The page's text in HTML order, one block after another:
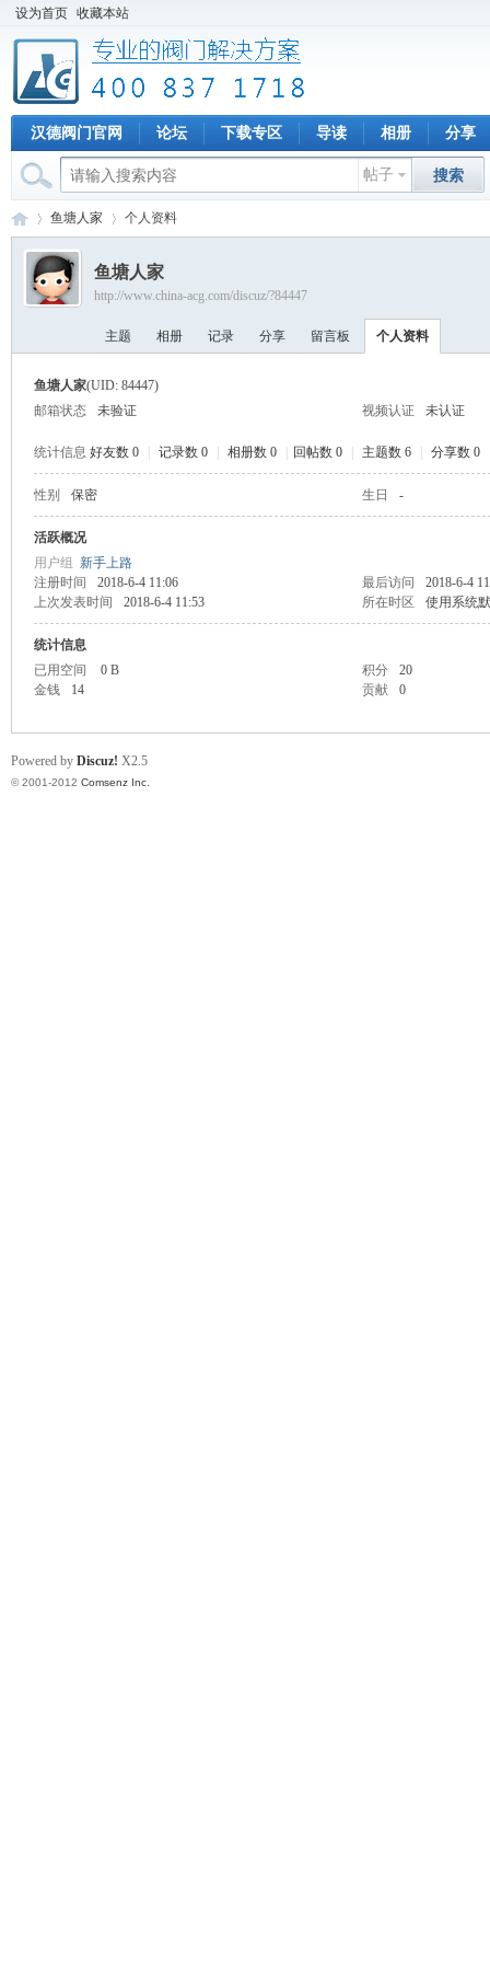
设为首页 收藏本站
汉德阀门官网 论坛 下载专区 导读 相册 分享
帖子 搜索
›
鱼塘人家 个人资料
鱼塘人家
http://www.china-acg.com/discuz/?84447
主题 相册 记录 分享 留言板 个人资料
鱼塘人家(UID: 84447)
邮箱状态
未验证 视频认证 未认证
统计信息 好友数 0 记录数 0 相册数 0 回帖数 0 主题数 6 分享数 0
性别 保密 生日 -
活跃概况
用户组 新手上路
注册时间
2018-6-4 11:06 最后访问
2018-6-4
上次发表时间
2018-6-4 11:53 所在时区 使用系统
统计信息
已用空间
0 B 积分
20
金钱
14 贡献 0
Powered by Discuz! X2.5
© 2001-2012 Comsenz Inc.